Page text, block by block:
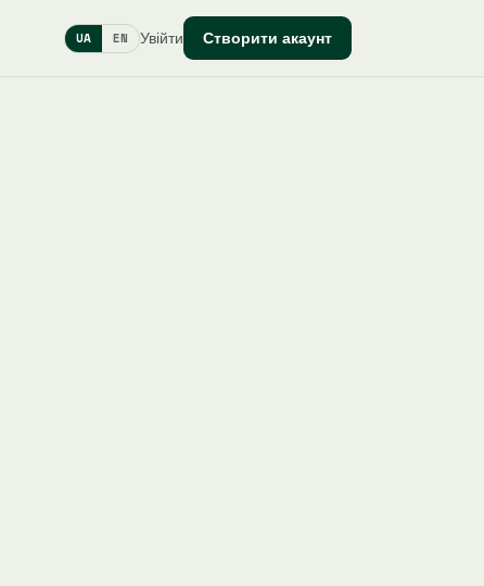
UA EN Увійти Створити акаунт